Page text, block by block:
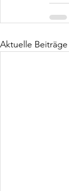
Aktuelle Beiträge